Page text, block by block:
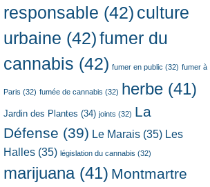
responsable (42) culture
urbaine (42)fumer du
cannabis (42) fumer en public (32) fumer à
Paris (32) fumée de cannabis (32) herbe (41)
Jardin des Plantes (34) joints (32) La
Défense (39) Le Marais (35) Les
Halles (35) législation du cannabis (32)
marijuana(41) Montmartre